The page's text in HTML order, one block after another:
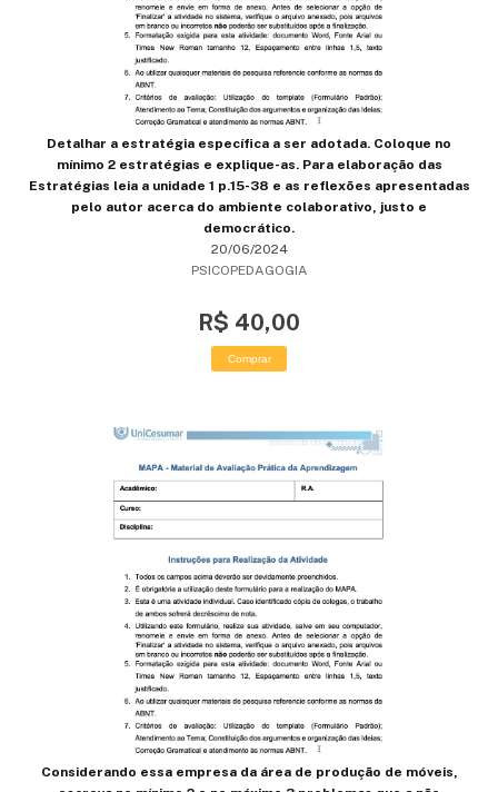
Detalhar a estratégia específica a ser adotada. Coloque no
mínimo 2 estratégias e explique-as. Para elaboração das
Estratégias leia a unidade 1 p.15-38 e as reflexões apresentadas
pelo autor acerca do ambiente colaborativo, justo e
democrático.
20/06/2024
PSICOPEDAGOGIA
R$ 40,00
Comprar
Considerando essa empresa da área de produção de móveis,